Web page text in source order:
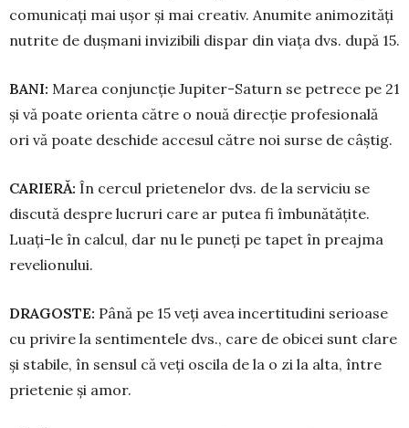
comu­nicați mai ușor și mai creativ. Anumite animozități
nutrite de dușmani invizibili dispar din viața dvs. după 15.
BANI: Marea conjuncție Jupiter-Saturn se pe­tre­ce pe 21
și vă poate orienta către o no­uă direcție profesională
ori vă poate deschide ac­cesul către noi surse de câștig.
CARIERĂ: În cercul prietenelor dvs. de la ser­viciu se
discută despre lucruri care ar putea fi îmbunătățite.
Luați-le în calcul, dar nu le puneți pe tapet în preajma
revelionului.
DRAGOSTE: Până pe 15 veți avea incertitudini serioase
cu privire la sentimentele dvs., care de obicei sunt clare
și stabile, în sensul că veți oscila de la o zi la alta, între
prietenie și amor.